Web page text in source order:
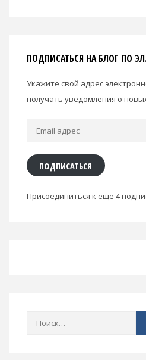
ПОДПИСАТЬСЯ НА БЛОГ ПО
Укажите свой адрес
получать уведомления о
Email
ПОДПИСАТЬСЯ
Присоединиться к еще 4
Найти: